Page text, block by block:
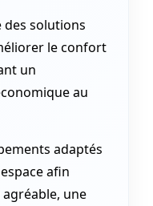
solutions
le confort
un
au
adaptés
afin
une